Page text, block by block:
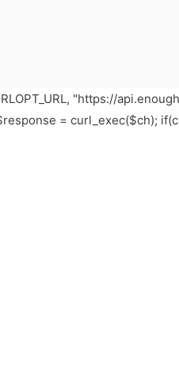
"https://
$response =